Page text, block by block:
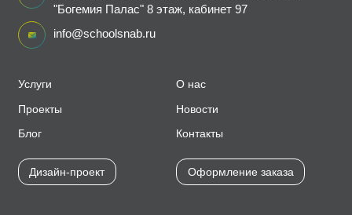
Услуги
Проекты
Блог
Дизайн-проект
О нас
Новости
Контакты
Оформление заказа
"Богемия Палас" 8 этаж, кабинет 97
info@schoolsnab.ru